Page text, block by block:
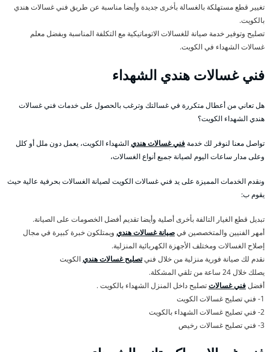
تغيير قطع مستهلكة بالغسالة بأخرى جديدة وأيضا مناسبة عن طريق فني غسالات هندي
بالكويت.
تصليح وتوفير خدمة صيانة للغسالات الاتوماتيكية مع التكلفة المناسبة وبفضل معلم
غسالات الشهداء في الكويت.
فني غسالات هندي الشهداء
هل تعاني من أعطال متكررة في غسالتك وترغب بالحصول على خدمات فني غسالات
هندي الشهداء الكويت؟
تواصل معنا لنوفر لك خدمةفني غسالات هنديالشهداء الكويت، يعمل دون ملل أو كلل
وعلى مدار ساعات اليوم لصيانة جميع أنواع الغسالات،
ونقدم الخدمات المميزة على يد فني غسالات الكويت لصيانة الغسالات بحرفية عالية حيث
يقوم ب:
تبديل قطع الغيار التالفة بأخرى أصلية وأيضا تقديم أفضل الخصومات على الصيانة.
أمهر الفنيين والمتخصصين فيصيانة غسالات هندي ويمتلكون خبرة كبيرة في مجال
إصلاح الغسالات ومختلف الأجهزة الكهربائية المنزلية.
نقدم لك صيانة فورية منزلية من خلال فنيتصليح غسالات هنديالكويت
يصلك خلال 24 ساعة من تلقي المشكلة.
أفضلفني غسالاتتصليح داخل المنزل الشهداء بالكويت .
1- فني تصليح غسالات الكويت
2- فني تصليح غسالات الشهداء بالكويت
3- فني تصليح غسالات رخيص